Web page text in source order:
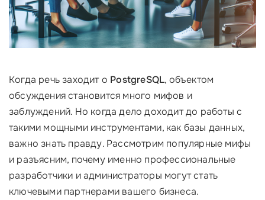
Когда речь заходит о PostgreSQL, объектом
обсуждения становится много мифов и
заблуждений. Но когда дело доходит до работы с
такими мощными инструментами, как базы данных,
важно знать правду. Рассмотрим популярные мифы
и разъясним, почему именно профессиональные
разработчики и администраторы могут стать
ключевыми партнерами вашего бизнеса.